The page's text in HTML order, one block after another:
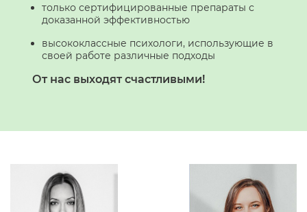
только сертифицированные препараты с
доказанной эффективностью
высококлассные психологи, использующие в
своей работе различные подходы
От нас выходят счастливыми!